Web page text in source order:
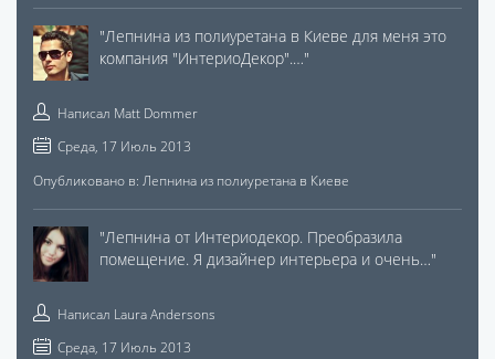
"Лепнина из полиуретана в Киеве для меня это
компания "ИнтериоДекор".…"
Написал Matt Dommer
Среда, 17 Июль 2013
Опубликовано в: Лепнина из полиуретана в Киеве
"Лепнина от Интериодекор. Преобразила
помещение. Я дизайнер интерьера и очень…"
Написал Laura Andersons
Среда, 17 Июль 2013